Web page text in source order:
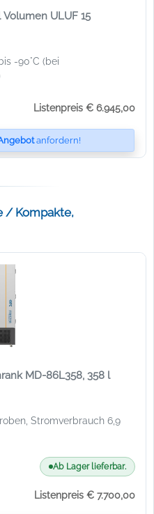
ULUF 15
-90°C (bei
Listenpreis € 6.945,00
anfordern!
/ Kompakte,
MD-86L358, 358 l
Stromverbrauch 6,9
Ab Lager lieferbar.
Listenpreis € 7.700,00